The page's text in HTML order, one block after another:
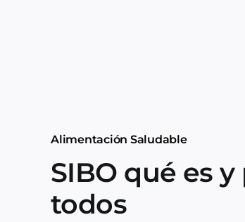
Alimentación Saludable
SIBO qué es
todos